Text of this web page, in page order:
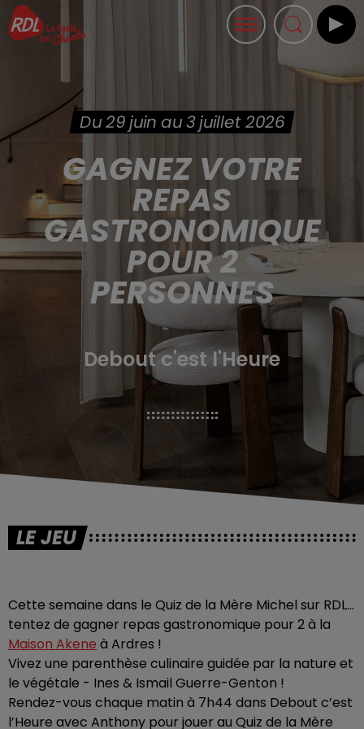
Du 29 juin au 3 juillet 2026
GAGNEZ VOTRE
REPAS
GASTRONOMIQUE
POUR 2
PERSONNES
Debout c'est l'Heure
LE JEU
Cette semaine dans le Quiz de la Mère Michel sur RDL…
tentez de gagner repas gastronomique pour 2 à la
Maison Akene à Ardres !
Vivez une parenthèse culinaire guidée par la nature et
le végétale - Ines & Ismail Guerre-Genton !
Rendez-vous chaque matin à 7h44 dans Debout c’est
l’Heure avec Anthony pour jouer au Quiz de la Mère